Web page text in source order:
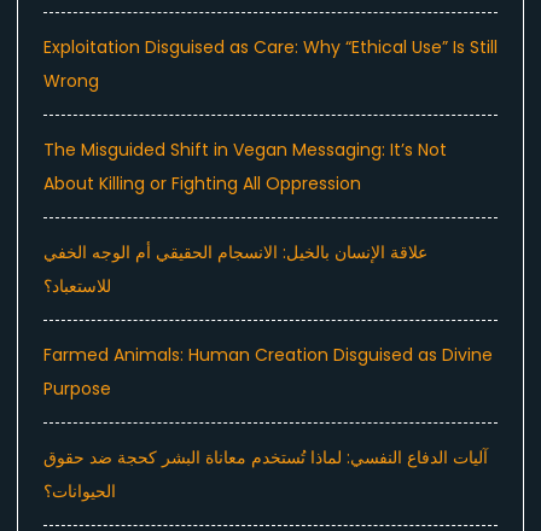
Exploitation Disguised as Care: Why “Ethical Use” Is Still
Wrong
The Misguided Shift in Vegan Messaging: It’s Not
About Killing or Fighting All Oppression
علاقة الإنسان بالخيل: الانسجام الحقيقي أم الوجه الخفي
للاستعباد؟
Farmed Animals: Human Creation Disguised as Divine
Purpose
آليات الدفاع النفسي: لماذا تُستخدم معاناة البشر كحجة ضد حقوق
الحيوانات؟